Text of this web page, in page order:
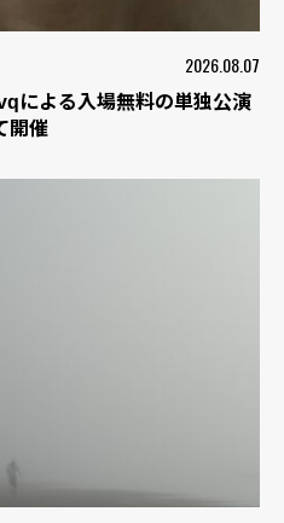
2026.08.07
による入場無料の単独公演
開催